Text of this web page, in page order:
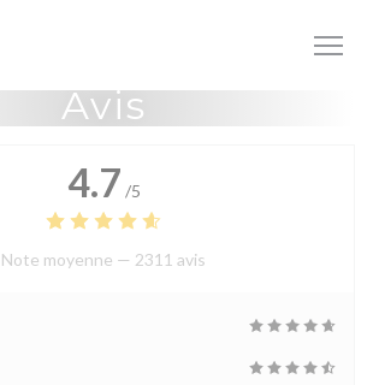
choix en matière de cookies
Avis
4.7 /5
Note moyenne — 2311 avis